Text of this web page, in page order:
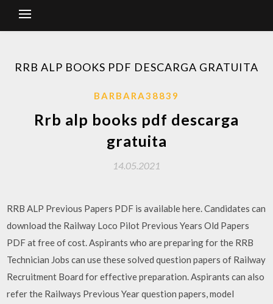
RRB ALP BOOKS PDF DESCARGA GRATUITA
BARBARA38839
Rrb alp books pdf descarga
gratuita
14.05.2021
RRB ALP Previous Papers PDF is available here. Candidates can
download the Railway Loco Pilot Previous Years Old Papers
PDF at free of cost. Aspirants who are preparing for the RRB
Technician Jobs can use these solved question papers of Railway
Recruitment Board for effective preparation. Aspirants can also
refer the Railways Previous Year question papers, model